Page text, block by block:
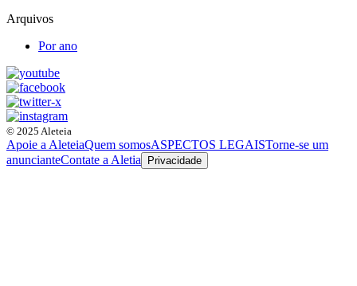
Arquivos
Por ano
© 2025 Aleteia
Apoie a AleteiaQuem somosASPECTOS LEGAISTorne-se um
anuncianteContate a Aletia Privacidade